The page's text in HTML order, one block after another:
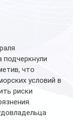
подчеркнули
что
условий в
риски